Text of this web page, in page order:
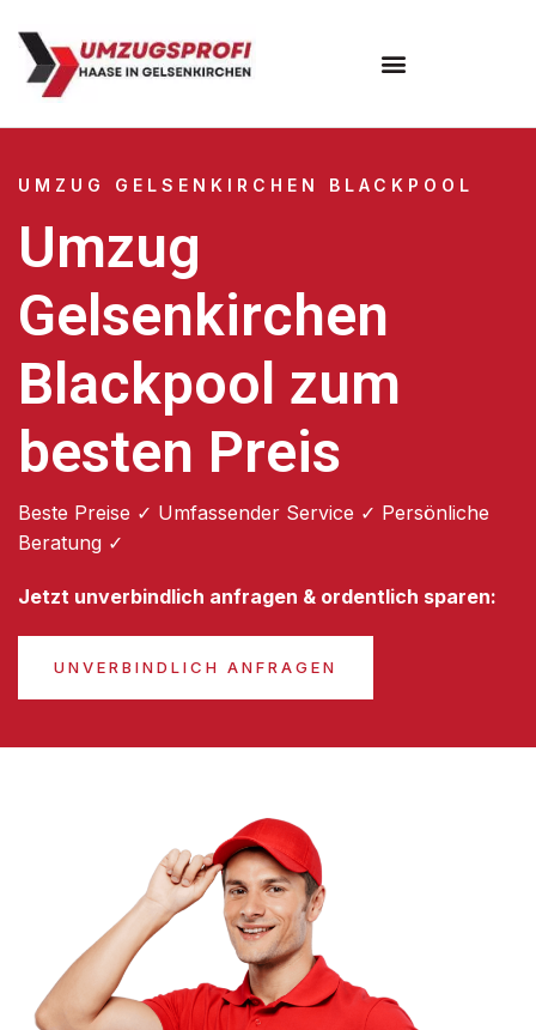
UMZUG GELSENKIRCHEN BLACKPOOL
Umzug
Gelsenkirchen
Blackpool zum
besten Preis
Beste Preise ✓ Umfassender Service ✓ Persönliche
Beratung ✓
Jetzt unverbindlich anfragen & ordentlich sparen:
UNVERBINDLICH ANFRAGEN